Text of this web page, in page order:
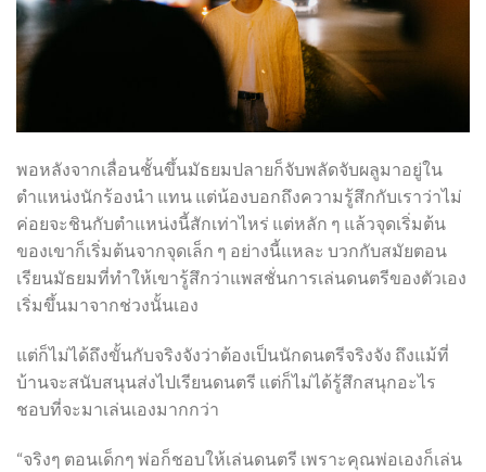
พอหลังจากเลื่อนชั้นขึ้นมัธยมปลายก็จับพลัดจับผลูมาอยู่ใน
ตำแหน่งนักร้องนำ แทน แต่น้องบอกถึงความรู้สึกกับเราว่าไม่
ค่อยจะชินกับตำแหน่งนี้สักเท่าไหร่ แต่หลัก ๆ แล้วจุดเริ่มต้น
ของเขาก็เริ่มต้นจากจุดเล็ก ๆ อย่างนี้แหละ บวกกับสมัยตอน
เรียนมัธยมที่ทำให้เขารู้สึกว่าแพสชั่นการเล่นดนตรีของตัวเอง
เริ่มขึ้นมาจากช่วงนั้นเอง
แต่ก็ไม่ได้ถึงขั้นกับจริงจังว่าต้องเป็นนักดนตรีจริงจัง ถึงแม้ที่
บ้านจะสนับสนุนส่งไปเรียนดนตรี แต่ก็ไม่ได้รู้สึกสนุกอะไร
ชอบที่จะมาเล่นเองมากกว่า
“จริงๆ ตอนเด็กๆ พ่อก็ชอบให้เล่นดนตรี เพราะคุณพ่อเองก็เล่น